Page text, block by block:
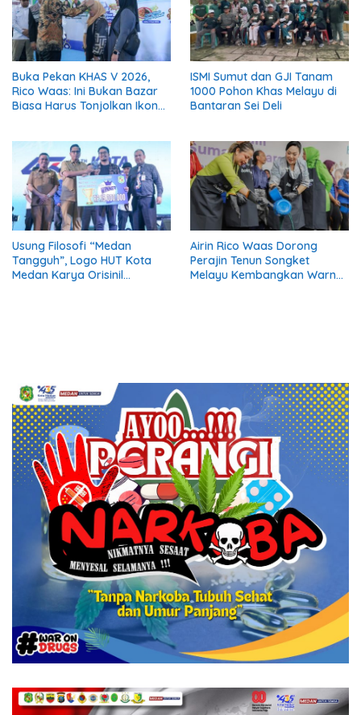
Buka Pekan KHAS V 2026,
Rico Waas: Ini Bukan Bazar
Biasa Harus Tonjolkan Ikon
ISMI Sumut dan GJI Tanam
1000 Pohon Khas Melayu di
Bantaran Sei Deli
Usung Filosofi “Medan
Tangguh”, Logo HUT Kota
Medan Karya Orisinil
Airin Rico Waas Dorong
Perajin Tenun Songket
Melayu Kembangkan Warna